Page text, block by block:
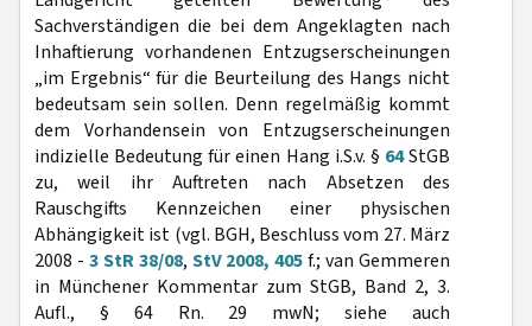
Sachverständigen die bei dem Angeklagten nach
Inhaftierung vorhandenen Entzugserscheinungen
„im Ergebnis“ für die Beurteilung des Hangs nicht
bedeutsam sein sollen. Denn regelmäßig kommt
dem Vorhandensein von Entzugserscheinungen
indizielle Bedeutung für einen Hang i.S.v. § 64StGB
zu, weil ihr Auftreten nach Absetzen des
Rauschgifts Kennzeichen einer physischen
Abhängigkeit ist (vgl. BGH, Beschluss vom 27. März
2008 - 3 StR 38/08, StV 2008, 405f.; van Gemmeren
in Münchener Kommentar zum StGB, Band 2, 3.
Aufl., § 64 Rn. 29 mwN; siehe auch